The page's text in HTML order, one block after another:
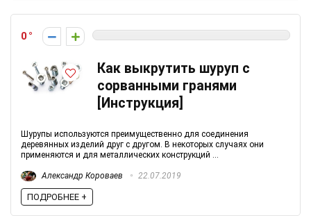
0
Как выкрутить шуруп с
сорванными гранями
[Инструкция]
Шурупы используются преимущественно для соединения
деревянных изделий друг с другом. В некоторых случаях они
применяются и для металлических конструкций ...
Александр Короваев 22.07.2019
ПОДРОБНЕЕ +